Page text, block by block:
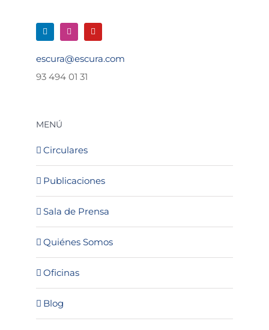
escura@escura.com
93 494 01 31
MENÚ
Circulares
Publicaciones
Sala de Prensa
Quiénes Somos
Oficinas
Blog